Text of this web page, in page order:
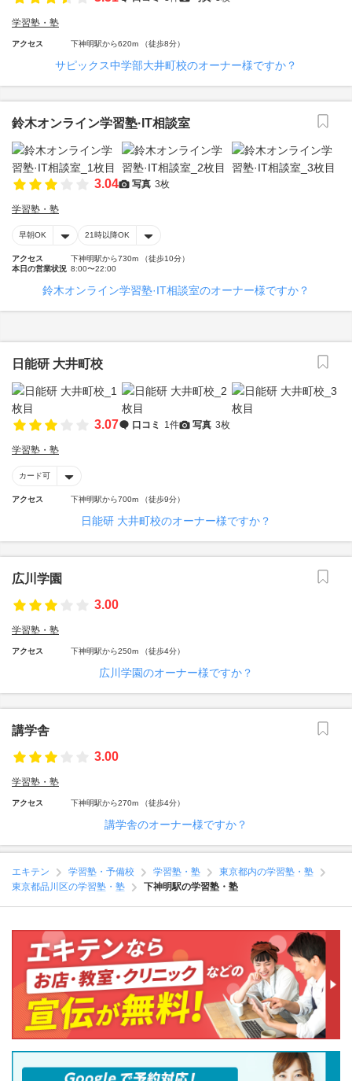
学習塾・塾
アクセス 下神明駅から620m （徒歩8分）
サピックス中学部大井町校のオーナー様ですか？
鈴木オンライン学習塾·IT相談室
3.04 写真 3枚
学習塾・塾
早朝OK 21時以降OK
アクセス
下神明駅から730m （徒歩10分）
本日の営業状況 8:00〜22:00
鈴木オンライン学習塾·IT相談室のオーナー様ですか？
日能研 大井町校
3.07 口コミ 1件 写真 3枚
学習塾・塾
カード可
アクセス 下神明駅から700m （徒歩9分）
日能研 大井町校のオーナー様ですか？
広川学園
3.00
学習塾・塾
アクセス 下神明駅から250m （徒歩4分）
広川学園のオーナー様ですか？
講学舎
3.00
学習塾・塾
アクセス 下神明駅から270m （徒歩4分）
講学舎のオーナー様ですか？
エキテン 学習塾・予備校 学習塾・塾
東京都内の学習塾・塾
東京都品川区の学習塾・塾
下神明駅の学習塾・塾